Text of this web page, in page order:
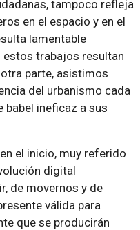
tampoco refleja
en el espacio y en el
lamentable
trabajos resultan
parte, asistimos
del urbanismo cada
babel ineficaz a sus
el inicio, muy referido
digital
de movernos y de
válida para
que se producirán